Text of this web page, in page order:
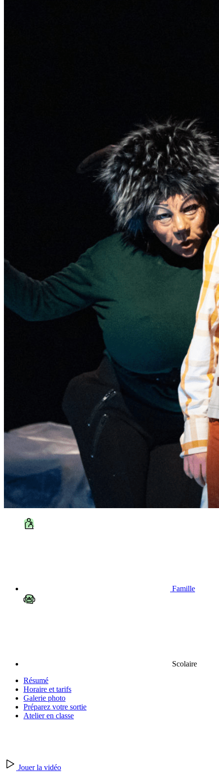
Famille
Scolaire
Résumé
Horaire et tarifs
Galerie photo
Préparez votre sortie
Atelier en classe
Jouer la vidéo